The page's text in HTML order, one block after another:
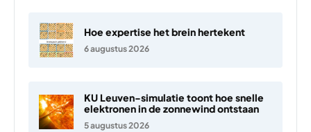
Hoe expertise het brein hertekent
6 augustus 2026
KU Leuven-simulatie toont hoe snelle
elektronen in de zonnewind ontstaan
5 augustus 2026